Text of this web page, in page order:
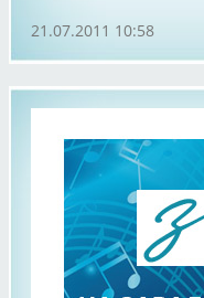
21.07.2011 10:58